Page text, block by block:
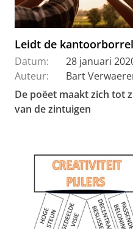
Leidt de
Datum:
28 januari
Auteur:
Bart
De poëet maakt zich tot
van de zintuigen